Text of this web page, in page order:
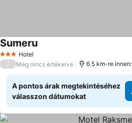
3 Kategória
Hotel
Sumeru
/ Még nincs értékelve 6.5 km-re
A pontos árak megtekintéséhez
válasszon dátumokat